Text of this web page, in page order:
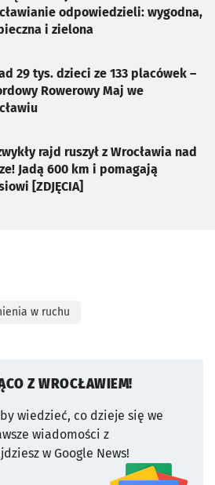
odpowiedzieli: wygodna,
i zielona
29 tys. dzieci ze 133 placówek –
Rowerowy Maj we
rajd ruszył z Wrocławia nad
Jadą 600 km i pomagają
[ZDJĘCIA]
w ruchu
Z WROCŁAWIEM!
wiedzieć, co dzieje się we
wiadomości z
w Google News!